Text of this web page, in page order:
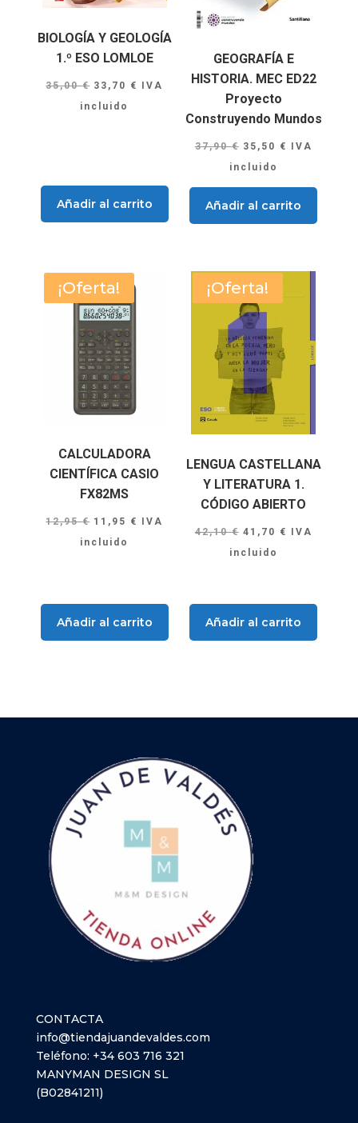
BIOLOGÍA Y GEOLOGÍA
1.º ESO LOMLOE
35,00€ El
precio
33,70 € El
IVA
incluido
Añadir al carrito
GEOGRAFÍA E
HISTORIA. MEC ED22
Proyecto
Construyendo Mundos
37,90€ El
precio
original
era:
35,50 € El
actual
es:
IVA
incluido
Añadir al carrito
¡Oferta!
CALCULADORA
CIENTÍFICA CASIO
FX82MS
12,95€ El
precio
12,95 €.
11,95 € El
11,95 €.
IVA
incluido
Añadir al carrito
¡Oferta!
LENGUA CASTELLANA
Y LITERATURA 1.
CÓDIGO ABIERTO
42,10€ El
precio
41,70 € El
IVA
incluido
Añadir al carrito
CONTACTA
info@tiendajuandevaldes.com
Teléfono: +34 603 716 321
MANYMAN DESIGN SL
(B02841211)